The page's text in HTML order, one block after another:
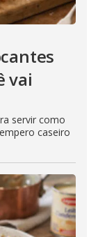
vai
servir como
caseiro